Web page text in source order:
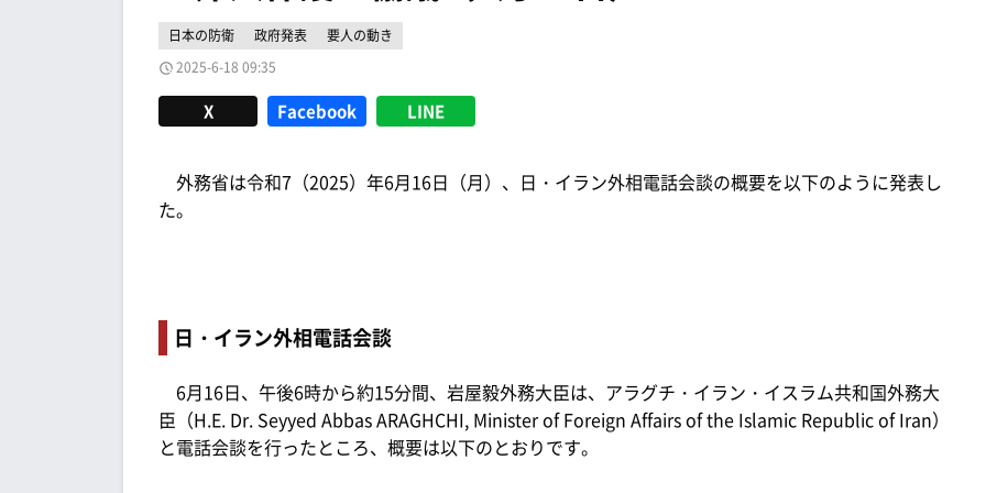
日本の防衛 政府発表
要人の動き
2025-6-18 09:35
X Facebook LINE
外務省は令和7（2025）年6月16日（月）、日・イラン外相電話会談の概要を以下のように発表し
た。
日・イラン外相電話会談
6月16日、午後6時から約15分間、岩屋毅外務大臣は、アラグチ・イラン・イスラム共和国外務大
臣（H.E. Dr. Seyyed Abbas ARAGHCHI, Minister of Foreign Affairs of the Islamic Republic of Iran）
と電話会談を行ったところ、概要は以下のとおりです。